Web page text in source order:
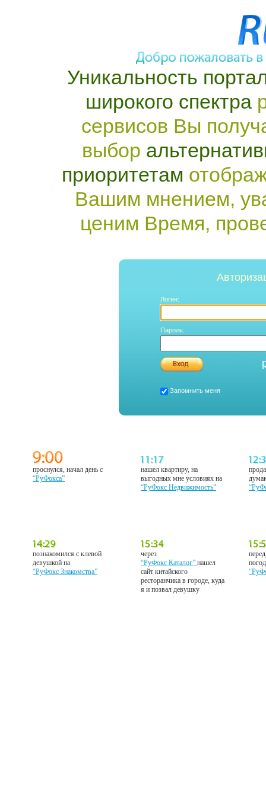
Уникальность
широкого спектра
сервисов Вы
выбор
приоритетам
Вашим мнением,
ценим Время,
Логин:
Пароль:
Запомнить меня
проснулся, начал день с
“РуФокса”
нашел квартиру, на
выгодных мне условиях на
“РуФокс Недвижимость”
познакомился с клевой
девушкой на
“РуФокс Знакомства”
через
“РуФокс Каталог”нашел
сайт китайского
ресторанчика в городе, куда
я и позвал девушку